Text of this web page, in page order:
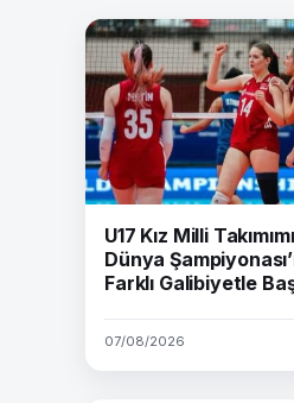
U17 Kız Milli
Dünya
Farklı Galibiyetle
07/08/2026